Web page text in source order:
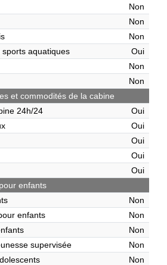
Non
Non
Non
sports aquatiques
Oui
Non
Non
et commodités de la cabine
24h/24
Oui
Oui
Oui
Oui
Oui
enfants
Non
enfants
Non
Non
supervisée
Non
Non